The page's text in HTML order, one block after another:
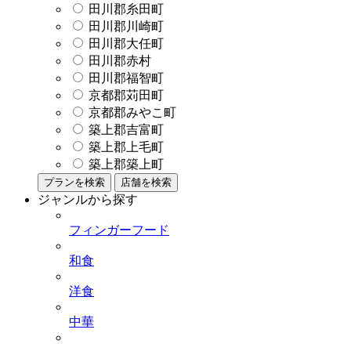
田川郡糸田町
田川郡川崎町
田川郡大任町
田川郡赤村
田川郡福智町
京都郡苅田町
京都郡みやこ町
築上郡吉富町
築上郡上毛町
築上郡築上町
プランを検索 店舗を検索
ジャンルから探す
フィンガーフード
和食
洋食
中華